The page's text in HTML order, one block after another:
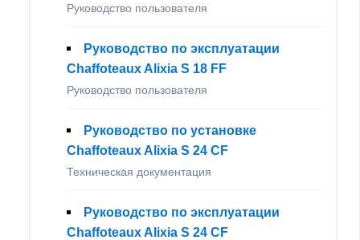
Руководство пользователя
Руководство по эксплуатации
Chaffoteaux Alixia S 18 FF
Руководство пользователя
Руководство по установке
Chaffoteaux Alixia S 24 CF
Техническая документация
Руководство по эксплуатации
Chaffoteaux Alixia S 24 CF